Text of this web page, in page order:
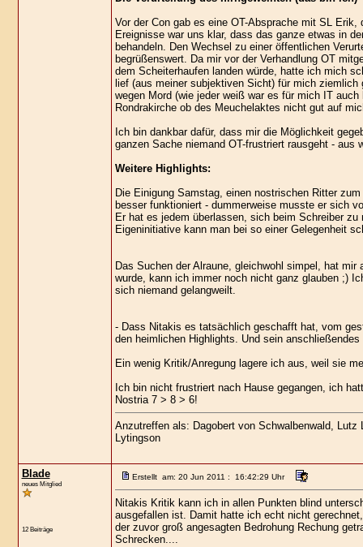
Vor der Con gab es eine OT-Absprache mit SL
Ereignisse war uns klar, dass das ganze etwas in
behandeln. Den Wechsel zu einer öffentlichen
begrüßenswert. Da mir vor der Verhandlung OT
dem Scheiterhaufen landen würde, hatte ich mich
lief (aus meiner subjektiven Sicht) für mich
wegen Mord (wie jeder weiß war es für mich IT
Rondrakirche ob des Meuchelaktes nicht gut auf
Ich bin dankbar dafür, dass mir die Möglichkeit
ganzen Sache niemand OT-frustriert rausgeht - aus
Weitere Highlights:
Die Einigung Samstag, einen nostrischen Ritter
besser funktioniert - dummerweise musste er sich
Er hat es jedem überlassen, sich beim Schreiber
Eigeninitiative kann man bei so einer Gelegenheit
Das Suchen der Alraune, gleichwohl simpel, hat
wurde, kann ich immer noch nicht ganz glauben ;)
sich niemand gelangweilt.
- Dass Nitakis es tatsächlich geschafft hat, vom
den heimlichen Highlights. Und sein
Ein wenig Kritik/Anregung lagere ich aus, weil sie
Ich bin nicht frustriert nach Hause gegangen, ich
Nostria 7 > 8 > 6!
Anzutreffen als: Dagobert von Schwalbenwald,
Lytingson
Blade
neues Mitglied
12 Beiträge
Erstellt am: 20 Jun 2011 : 16:42:29 Uhr
Nitakis Kritik kann ich in allen Punkten blind
ausgefallen ist. Damit hatte ich echt nicht
der zuvor groß angesagten Bedrohung Rechung
Schrecken....